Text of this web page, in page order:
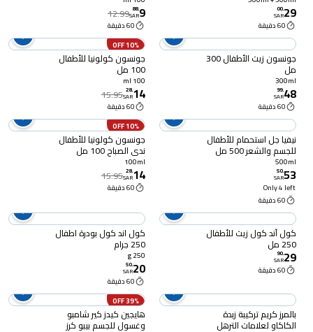
29
.
00
SAR
60 دقيقة
9
.
88
SAR
12.99
60 دقيقة
جونسون زيت الأطفال 300
مل
300ml
48
.
99
SAR
60 دقيقة
10% OFF
جونسون كولونيا للأطفال
100 مل
100 ml
14
.
28
SAR
15.95
60 دقيقة
نيفيا جل استحمام للأطفال
للجسم والشعر 500 مل
500ml
53
.
50
SAR
Only 4 left
60 دقيقة
10% OFF
جونسون كولونيا للأطفال
ندى الصباح 100 مل
100ml
14
.
28
SAR
15.95
60 دقيقة
كول آند كول زيت للأطفال
250 مل
29
.
90
SAR
60 دقيقة
كول اند كول بودرة اطفال
250 جرام
250 g
20
.
50
SAR
60 دقيقة
بالمرز كريم تركيبة زبدة
الكاكاو لعلامات الترهل
39% OFF
هايجين كيدز كير شامبو
وغسول للجسم بيبو كرز